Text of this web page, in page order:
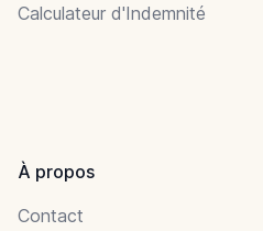
Calculateur d'Indemnité
À propos
Contact